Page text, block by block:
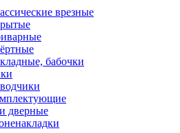
врезные
бабочки
дверные